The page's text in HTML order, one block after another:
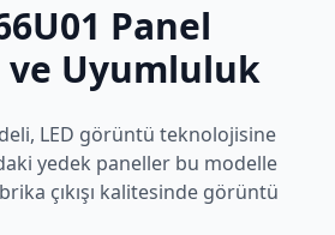
Panel
Uyumluluk
LED görüntü teknolojisine
yedek paneller bu modelle
çıkışı kalitesinde görüntü